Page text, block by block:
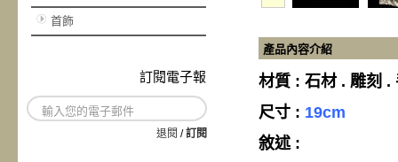
首飾
訂閱電子報
退閱 /訂閱
產品內容介紹
材質 : 石材 . 雕刻 .
尺寸 : 19cm
敘述 :